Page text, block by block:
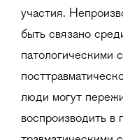
участия.
быть связано
патологическими
люди могут
воспроизводить в